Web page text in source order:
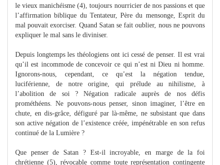
le vieux manichéisme (4), toujours nourricier de nos passions et que
l’affirmation biblique du Tentateur, Père du mensonge, Esprit du
mal pouvait exorciser. Quand Satan se fait oublier, nous ne pouvons
expliquer le mal sans le diviniser.
Depuis longtemps les théologiens ont ici cessé de penser. Il est vrai
qu’il est incommode de concevoir ce qui n’est ni Dieu ni homme.
Ignorons-nous, cependant, ce qu’est la négation tendue,
luciférienne, de notre origine, qui prélude au nihilisme, à
l’abolition de soi ? Négation radicale auprès de nos défis
prométhéens. Ne pouvons-nous penser, sinon imaginer, l’être en
chute, en dis-grâce, défiguré par là-même, ne subsistant que dans
son active négation de l’existence créée, impénétrable en son refus
continué de la Lumière ?
Que penser de Satan ? Est-il incroyable, en marge de la foi
chrétienne (5), révocable comme toute représentation contingente